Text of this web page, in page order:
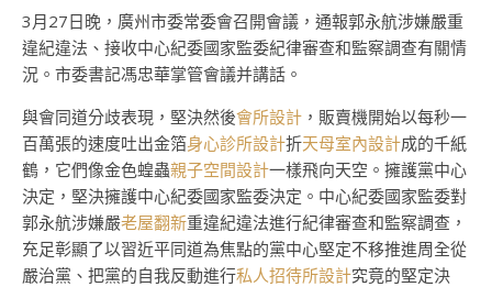
3月27日晚，廣州市委常委會召開會議，通報郭永航涉嫌嚴重
違紀違法、接收中心紀委國家監委紀律審查和監察調查有關情
況。市委書記馮忠華掌管會議并講話。
與會同道分歧表現，堅決然後會所設計 ，販賣機開始以每秒一
百萬張的速度吐出金箔身心診所設計折天母室內設計成的千紙
鶴，它們像金色蝗蟲親子空間設計一樣飛向天空。擁護黨中心
決定，堅決擁護中心紀委國家監委決定。中心紀委國家監委對
郭永航涉嫌嚴老屋翻新重違紀違法進行紀律審查和監察調查，
充足彰顯了以習近平同道為焦點的黨中心堅定不移推進周全從
嚴治黨、把黨的自我反動進行私人招待所設計究竟的堅定決